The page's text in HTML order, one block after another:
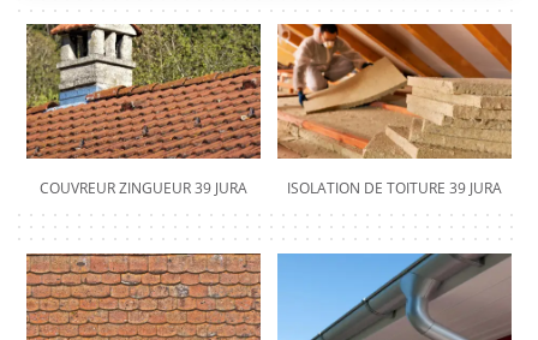
COUVREUR ZINGUEUR 39 JURA ISOLATION DE TOITURE 39 JURA